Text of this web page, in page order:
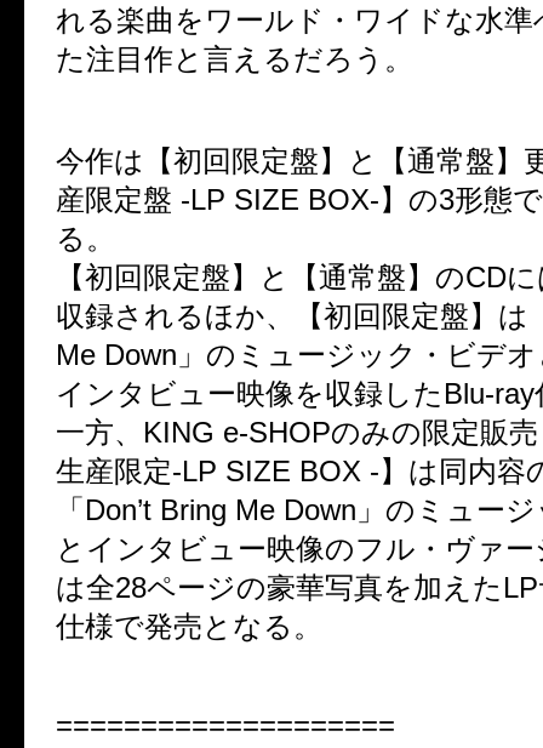
れる楽曲をワールド・ワイドな水
た注目作と言えるだろう。
今作は【初回限定盤】と【通常盤】
産限定盤 -LP SIZE BOX-】の3形態
る。
【初回限定盤】と【通常盤】のCD
収録されるほか、【初回限定盤】は
Me Down」のミュージック・ビデ
インタビュー映像を収録したBlu-
一方、KING e-SHOPのみの限定販
生産限定-LP SIZE BOX -】は同内容
「Don’t Bring Me Down」のミュー
とインタビュー映像のフル・ヴァ
は全28ページの豪華写真を加えた
仕様で発売となる。
====================